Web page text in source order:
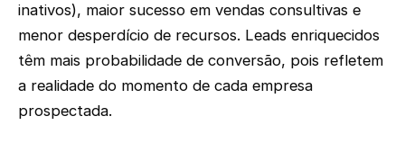
inativos), maior sucesso em vendas consultivas e
menor desperdício de recursos. Leads enriquecidos
têm mais probabilidade de conversão, pois refletem
a realidade do momento de cada empresa
prospectada.